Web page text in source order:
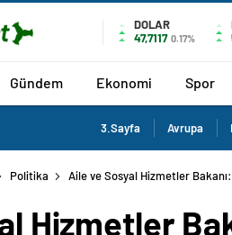
DOLAR
47,7117 0.17%
Gündem Ekonomi Spor
3.Sayfa Avrupa
Politika Aile ve Sosyal Hizmetler
Hizmetler